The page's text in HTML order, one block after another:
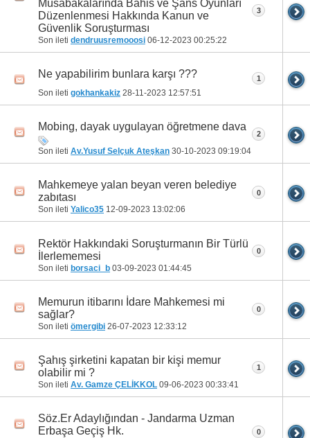
Müsabakalarında Bahis ve Şans Oyunları
Düzenlenmesi Hakkında Kanun ve
Güvenlik Soruşturması
Son ileti dendruusremooosi 06-12-2023 00:25:22
3
Ne yapabilirim bunlara karşı ???
Son ileti gokhankakiz 28-11-2023 12:57:51
1
Mobing, dayak uygulayan öğretmene dava
Son ileti Av.Yusuf Selçuk Ateşkan 30-10-2023 09:19:04
2
Mahkemeye yalan beyan veren belediye
zabıtası
Son ileti Yalico35 12-09-2023 13:02:06
0
Rektör Hakkındaki Soruşturmanın Bir Türlü
İlerlememesi
Son ileti borsaci_b 03-09-2023 01:44:45
0
Memurun itibarını İdare Mahkemesi mi
sağlar?
Son ileti ömergibi 26-07-2023 12:33:12
0
Şahış şirketini kapatan bir kişi memur
olabilir mi ?
Son ileti Av. Gamze ÇELİKKOL 09-06-2023 00:33:41
1
Söz.Er Adaylığından - Jandarma Uzman
Erbaşa Geçiş Hk.
0